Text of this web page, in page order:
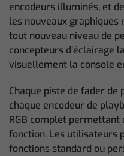
encodeurs illuminés, et
les nouveaux graphiques
tout nouveau niveau de
concepteurs d’éclairage
visuellement la console
Chaque piste de fader
chaque encodeur de
RGB complet permettant
fonction. Les utilisateurs
fonctions standard ou